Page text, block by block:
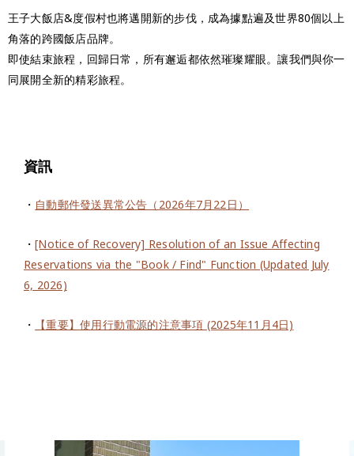
王子大飯店&度假村也將邁開新的步伐，成為據點遍及世界80個以上
角落的跨國飯店品牌。
即使結束旅程，回歸日常，所有邂逅都依然璀璨耀眼。讓我們與你一
同展開全新的精彩旅程。
資訊
・ 自動郵件發送異常公告（2026年7月22日）
・[Notice of Recovery] Resolution of an Issue Affecting
Reservations via the "Book / Find" Function (Updated July
6, 2026)
・ 【重要】使用行動電源的注意事項 (2025年11月4日)